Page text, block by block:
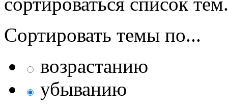
Сортировать темы по...
возрастанию
убыванию